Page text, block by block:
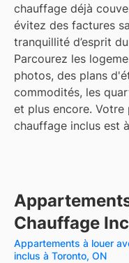
chauffage déjà
évitez des factures
tranquillité d’esprit
Parcourez les
photos, des plans
commodités, les
et plus encore. Votre
chauffage inclus est
Chauffage
Appartements à louer
inclus à Toronto, ON